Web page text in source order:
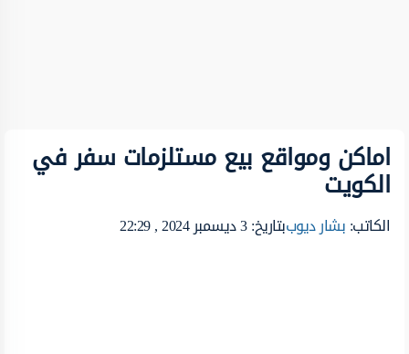
اماكن ومواقع بيع مستلزمات سفر في
الكويت
الكاتب:بشار ديوببتاريخ: 3 ديسمبر 2024 , 22:29